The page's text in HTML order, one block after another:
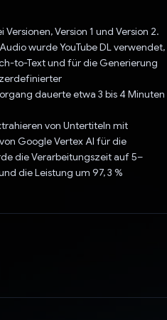
Version 1 und Version 2.
wurde YouTube DL verwendet,
to-Text und für die Generierung
dauerte etwa 3 bis 4 Minuten
von Untertiteln mit
Google Vertex AI für die
die Verarbeitungszeit auf 5–
die Leistung um 97, 3 %